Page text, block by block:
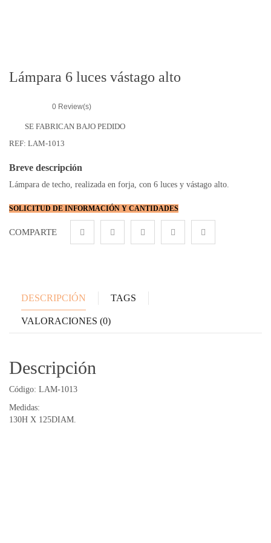
Lámpara 6 luces vástago alto
0 Review(s)
SE FABRICAN BAJO PEDIDO
REF: LAM-1013
Breve descripción
Lámpara de techo, realizada en forja, con 6 luces y vástago alto.
SOLICITUD DE INFORMACIÓN Y CANTIDADES
COMPARTE
DESCRIPCIÓN TAGS
VALORACIONES (0)
Descripción
Código: LAM-1013
Medidas:
130H X 125DIAM.